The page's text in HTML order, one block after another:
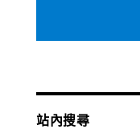
站內搜尋